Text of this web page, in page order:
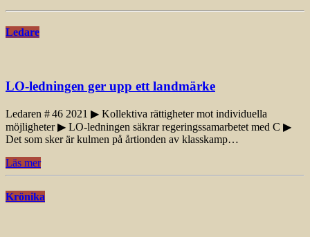
Ledare
LO-ledningen ger upp ett landmärke
Ledaren # 46 2021 ▶ Kollektiva rättigheter mot individuella
möjligheter ▶ LO-ledningen säkrar regeringssamarbetet med C ▶
Det som sker är kulmen på årtionden av klasskamp…
Läs mer
Krönika